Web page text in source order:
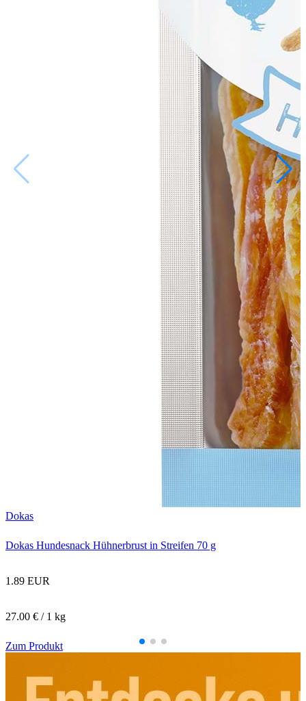
Dokas
Dokas Hundesnack Hühnerbrust in Streifen 70 g
1.89 EUR
27.00 € / 1 kg
Zum Produkt